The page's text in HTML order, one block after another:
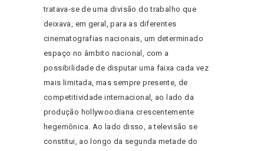
tratava-se de uma divisão do trabalho que
deixava, em geral, para as diferentes
cinematografias nacionais, um determinado
espaço no âmbito nacional, com a
possibilidade de disputar uma faixa cada vez
mais limitada, mas sempre presente, de
competitividade internacional, ao lado da
produção hollywoodiana crescentemente
hegemônica. Ao lado disso, a televisão se
constitui, ao longo da segunda metade do